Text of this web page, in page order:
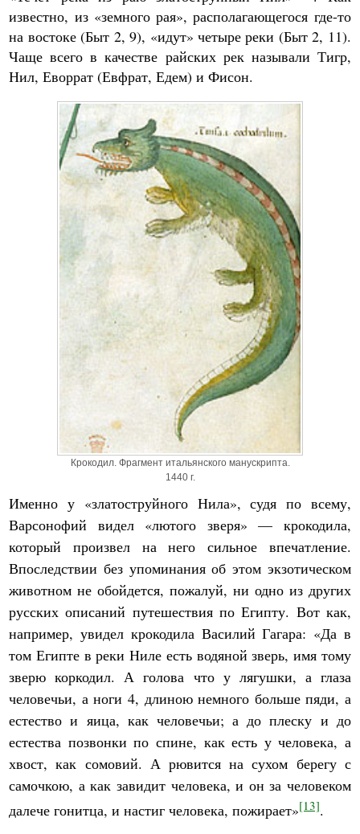
известно, из «земного рая», располагающегося где-то
на востоке (Быт 2, 9), «идут» четыре реки (Быт 2, 11).
Чаще всего в качестве райских рек называли Тигр,
Нил, Еворрат (Евфрат, Едем) и Фисон.
Крокодил. Фрагмент итальянского манускрипта.
1440 г.
Именно у «златоструйного Нила», судя по всему,
Варсонофий видел «лютого зверя» — крокодила,
который произвел на него сильное впечатление.
Впоследствии без упоминания об этом экзотическом
животном не обойдется, пожалуй, ни одно из других
русских описаний путешествия по Египту. Вот как,
например, увидел крокодила Василий Гагара: «Да в
том Египте в реки Ниле есть водяной зверь, имя тому
зверю коркодил. А голова что у лягушки, а глаза
человечьи, а ноги 4, длиною немного больше пяди, а
естество и яица, как человечьи; а до плеску и до
естества позвонки по спине, как есть у человека, а
хвост, как сомовий. А рювится на сухом берегу с
самочкою, а как завидит человека, и он за человеком
далече гонитца, и настиг человека, пожирает»[13].